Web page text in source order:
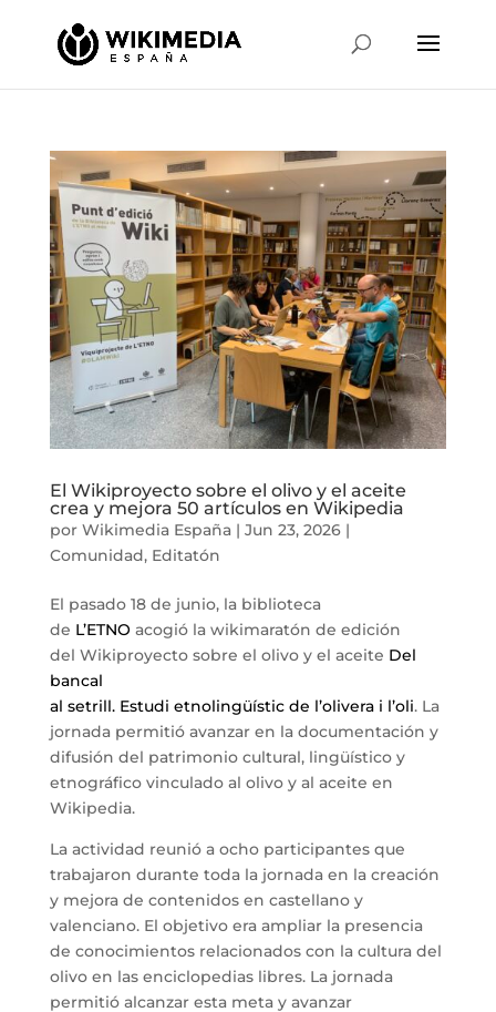
El Wikiproyecto sobre el olivo y el aceite
crea y mejora 50 artículos en Wikipedia
por Wikimedia España| Jun 23, 2026|
Comunidad, Editatón
El pasado 18 de junio, la biblioteca
de L’ETNO acogió la wikimaratón de edición
del Wikiproyecto sobre el olivo y el aceite Del
bancal
al setrill. Estudi etnolingüístic de l’olivera i l’oli. La
jornada permitió avanzar en la documentación y
difusión del patrimonio cultural, lingüístico y
etnográfico vinculado al olivo y al aceite en
Wikipedia.
La actividad reunió a ocho participantes que
trabajaron durante toda la jornada en la creación
y mejora de contenidos en castellano y
valenciano. El objetivo era ampliar la presencia
de conocimientos relacionados con la cultura del
olivo en las enciclopedias libres. La jornada
permitió alcanzar esta meta y avanzar